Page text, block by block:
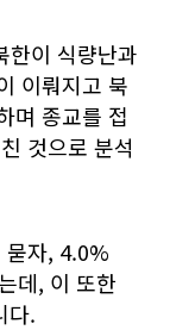
한이 식량난과
이뤄지고 북
며 종교를 접
것으로 분석
묻자, 4.0%
데, 이 또한
다.